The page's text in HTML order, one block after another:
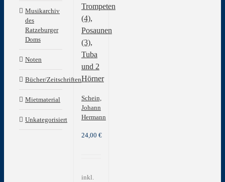
Trompeten
(4),
Posaunen
(3),
Tuba
und 2
Hörner
Schein,
Johann
Hermann
24,00 €
inkl.
Musikarchiv
des
Ratzeburger
Doms
Noten
Bücher/Zeitschriften
Mietmaterial
Unkategorisiert